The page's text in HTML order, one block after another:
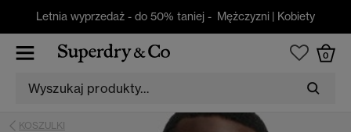
Letnia wyprzedaż - do 50% taniej - Mężczyzni | Kobiety
0
KOSZULKI